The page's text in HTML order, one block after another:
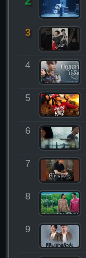
3
4
5
6
7
8
9